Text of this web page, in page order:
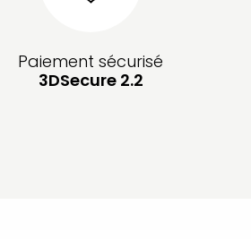
Paiement sécurisé
3DSecure 2.2